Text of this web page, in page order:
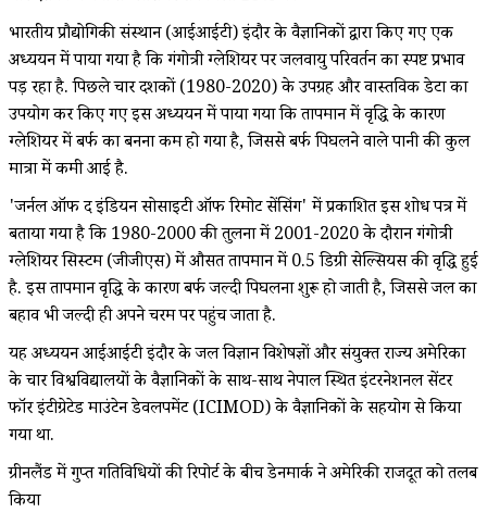
भारतीय प्रौद्योगिकी संस्थान (आईआईटी) इंदौर के वैज्ञानिकों द्वारा किए गए एक
अध्ययन में पाया गया है कि गंगोत्री ग्लेशियर पर जलवायु परिवर्तन का स्पष्ट प्रभाव
पड़ रहा है. पिछले चार दशकों (1980-2020) के उपग्रह और वास्तविक डेटा का
उपयोग कर किए गए इस अध्ययन में पाया गया कि तापमान में वृद्धि के कारण
ग्लेशियर में बर्फ का बनना कम हो गया है, जिससे बर्फ पिघलने वाले पानी की कुल
मात्रा में कमी आई है.
'जर्नल ऑफ द इंडियन सोसाइटी ऑफ रिमोट सेंसिंग' में प्रकाशित इस शोध पत्र में
बताया गया है कि 1980-2000 की तुलना में 2001-2020 के दौरान गंगोत्री
ग्लेशियर सिस्टम (जीजीएस) में औसत तापमान में 0.5 डिग्री सेल्सियस की वृद्धि हुई
है. इस तापमान वृद्धि के कारण बर्फ जल्दी पिघलना शुरू हो जाती है, जिससे जल का
बहाव भी जल्दी ही अपने चरम पर पहुंच जाता है.
यह अध्ययन आईआईटी इंदौर के जल विज्ञान विशेषज्ञों और संयुक्त राज्य अमेरिका
के चार विश्वविद्यालयों के वैज्ञानिकों के साथ-साथ नेपाल स्थित इंटरनेशनल सेंटर
फॉर इंटीग्रेटेड माउंटेन डेवलपमेंट (ICIMOD) के वैज्ञानिकों के सहयोग से किया
गया था.
ग्रीनलैंड में गुप्त गतिविधियों की रिपोर्ट के बीच डेनमार्क ने अमेरिकी राजदूत को तलब
किया